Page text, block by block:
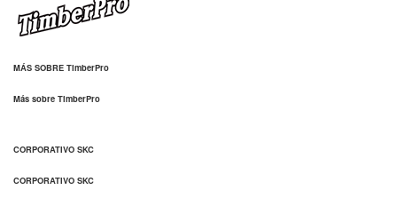
MÁS SOBRE TimberPro
Más sobre TimberPro
CORPORATIVO SKC
CORPORATIVO SKC